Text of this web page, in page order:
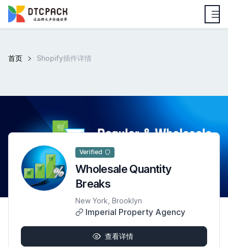
首页 Shopify插件详情
Verified
Wholesale Quantity
Breaks
New York, Brooklyn
Imperial Property Agency
查看详情